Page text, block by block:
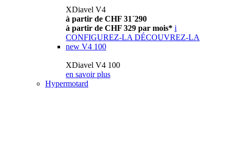
XDiavel V4
à partir de CHF 31´290
à partir de CHF 329 par mois* i
CONFIGUREZ-LA DÉCOUVREZ-LA
new V4 100
XDiavel V4 100
en savoir plus
Hypermotard